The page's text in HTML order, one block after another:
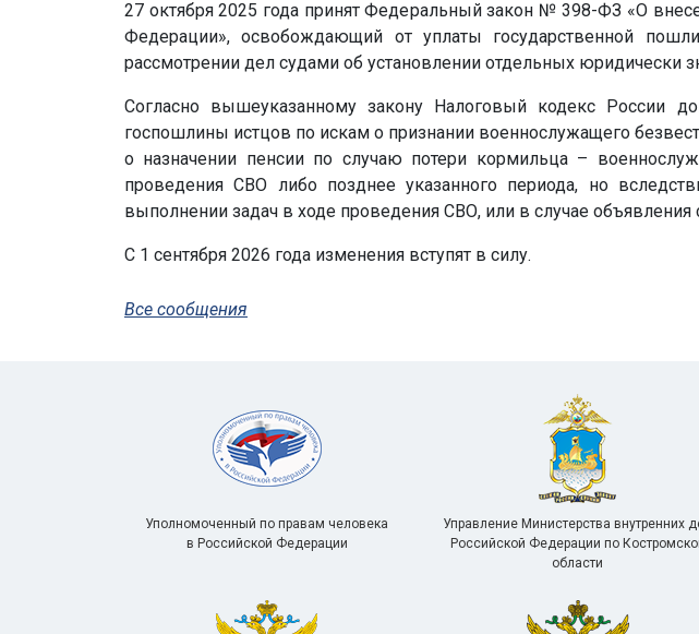
27 октября 2025 года принят Федеральный закон № 398-ФЗ «О
Федерации», освобождающий от уплаты государственной
рассмотрении дел судами об установлении отдельных юридически
Согласно вышеуказанному закону Налоговый кодекс России
госпошлины истцов по искам о признании военнослужащего
о назначении пен­сии по случаю потери кормильца –
проведения СВО либо позднее указанного периода, но
выполнении задач в ходе проведения СВО, или в случае
С 1 сентября 2026 года изменения вступят в силу.
Все сообщения
Уполномоченный по правам человека
в Российской Федерации
Управление Министерства внутренних
Российской Федерации по
области